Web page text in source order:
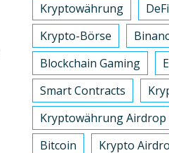
Kryptowährung DeFi
Krypto-Börse
Blockchain Gaming
Smart Contracts
Kryptowährung Airdrop
Bitcoin
Krypto